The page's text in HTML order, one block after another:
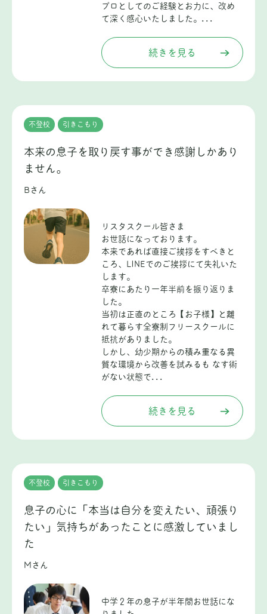
プロとしてのご経験とお力に、改め
て深く感心いたしました。...
続きを見る
不登校 引きこもり
本来の息子を取り戻す事ができ感謝しかあり
ません。
Bさん
リスタスクール皆さま
お世話になっております。
本来であれば直接ご挨拶をすべきと
ころ、LINEでのご挨拶にて失礼いた
します。
卒寮にあたり一年半前を振り返りま
した。
当初は正直のところ【お子様】と離
れて暮らす全寮制フリースクールに
抵抗がありました。
しかし、幼少期からの積み重なる異
質な環境から改善を試みるも なす術
がない状態で...
続きを見る
不登校 引きこもり
息子の心に「本当は自分を変えたい、頑張り
たい」気持ちがあったことに感激していまし
た
Mさん
中学２年の息子が半年間お世話にな